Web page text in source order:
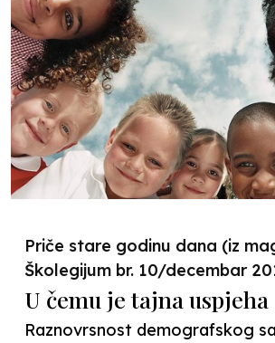
Priče stare godinu dana (iz
Školegijum br. 10/decembar
U čemu je tajna uspjeha
Raznovrsnost demografskog